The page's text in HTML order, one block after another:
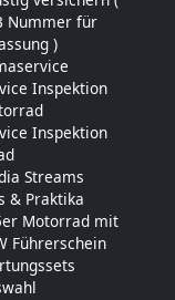
Nummer für
)
Inspektion
Inspektion
Streams
& Praktika
Motorrad mit
Führerschein